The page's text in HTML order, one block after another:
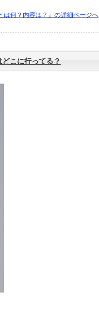
何？内容は？』の詳細ページへ
こに行ってる？